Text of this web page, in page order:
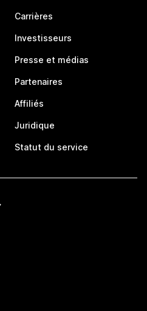
Carrières
Investisseurs
Presse et médias
Partenaires
Affiliés
Juridique
Statut du service